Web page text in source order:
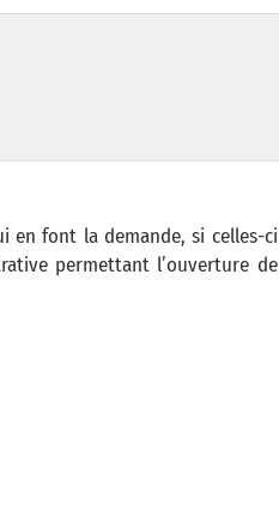
en font la demande, si celles-ci
permettant l’ouverture de